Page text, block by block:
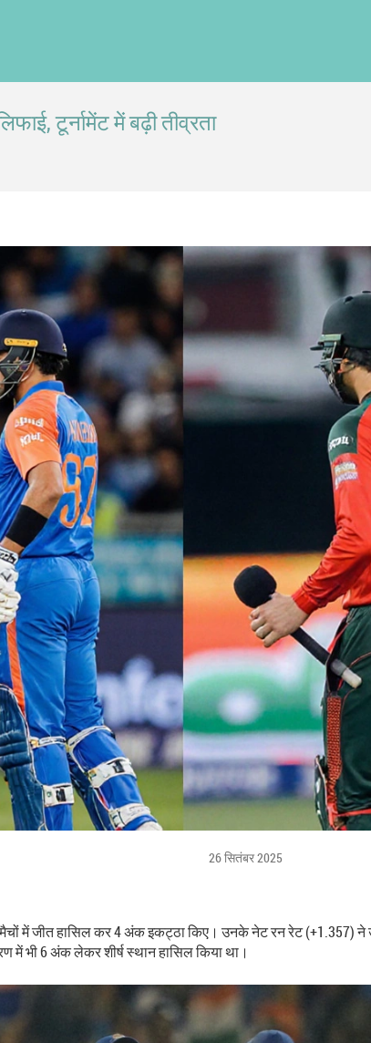
टूर्नामेंट में बढ़ी तीव्रता
26 सितंबर 2025
में जीत हासिल कर 4 अंक इकट्ठा किए। उनके नेट रन रेट (+1.357)
में भी 6 अंक लेकर शीर्ष स्थान हासिल किया था।